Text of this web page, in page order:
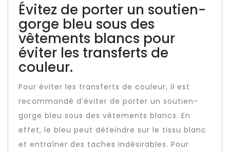
Évitez de porter un soutien-
gorge bleu sous des
vêtements blancs pour
éviter les transferts de
couleur.
Pour éviter les transferts de couleur, il est
recommandé d’éviter de porter un soutien-
gorge bleu sous des vêtements blancs. En
effet, le bleu peut déteindre sur le tissu blanc
et entraîner des taches indésirables. Pour